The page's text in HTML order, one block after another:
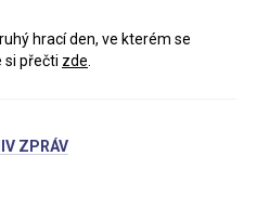
hrací den, ve kterém se
si přečti zde
ZPRÁV